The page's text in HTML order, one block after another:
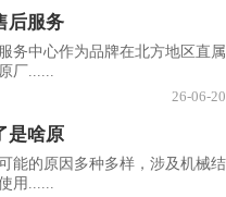
后服务
务中心作为品牌在北方地区直属
厂......
26-06-20
是啥原
能的原因多种多样，涉及机械结
用......